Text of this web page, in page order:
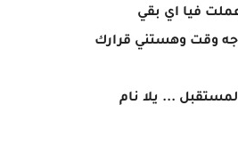
فيا اي بقي
وقت وهستني قرارك
... يلا نام